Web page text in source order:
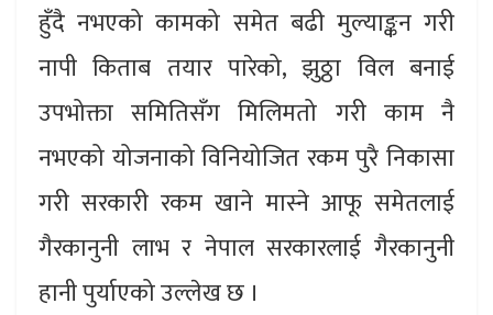
हुँदै नभएको कामको समेत बढी मुल्याङ्कन गरी
नापी किताब तयार पारेको, झुठ्ठा विल बनाई
उपभोक्ता समितिसँग मिलिमतो गरी काम नै
नभएको योजनाको विनियोजित रकम पुरै निकासा
गरी सरकारी रकम खाने मास्ने आफू समेतलाई
गैरकानुनी लाभ र नेपाल सरकारलाई गैरकानुनी
हानी पुर्याएको उल्लेख छ ।